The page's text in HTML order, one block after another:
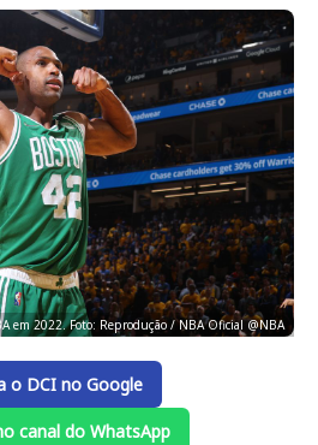
em 2022. Foto: Reprodução / NBA Oficial @NBA
o DCI no Google
canal do WhatsApp